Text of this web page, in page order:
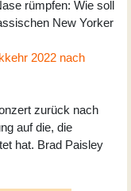
rümpfen: Wie soll
New Yorker
2022 nach
zurück nach
auf die, die
hat. Brad Paisley